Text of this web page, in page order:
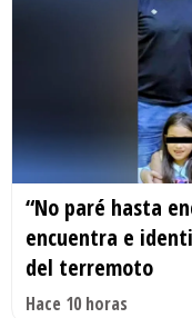
“No paré hasta
encuentra e
del terremoto
Hace 10 horas